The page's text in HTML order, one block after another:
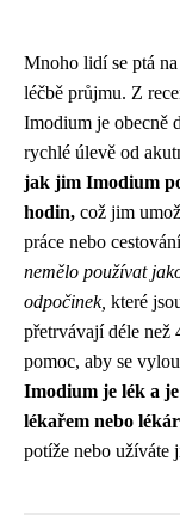
Mnoho lidí se ptá
léčbě průjmu. Z
Imodium je obecně
rychlé úlevě od
jak jim Imodium
hodin, což jim
práce nebo
nemělo používat
odpočinek, které
přetrvávají déle než
pomoc, aby se
Imodium je lék a
lékařem nebo
potíže nebo užíváte